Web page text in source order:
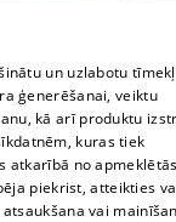
un uzlabotu
ģenerēšanai, veiktu
kā arī produktu
kuras tiek
atkarībā no
piekrist, atteikties
vai